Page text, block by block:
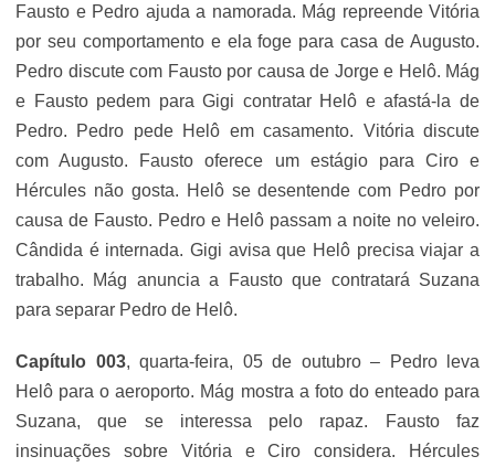
Fausto e Pedro ajuda a namorada. Mág repreende Vitória
por seu comportamento e ela foge para casa de Augusto.
Pedro discute com Fausto por causa de Jorge e Helô. Mág
e Fausto pedem para Gigi contratar Helô e afastá-la de
Pedro. Pedro pede Helô em casamento. Vitória discute
com Augusto. Fausto oferece um estágio para Ciro e
Hércules não gosta. Helô se desentende com Pedro por
causa de Fausto. Pedro e Helô passam a noite no veleiro.
Cândida é internada. Gigi avisa que Helô precisa viajar a
trabalho. Mág anuncia a Fausto que contratará Suzana
para separar Pedro de Helô.
Capítulo 003, quarta-feira, 05 de outubro – Pedro leva
Helô para o aeroporto. Mág mostra a foto do enteado para
Suzana, que se interessa pelo rapaz. Fausto faz
insinuações sobre Vitória e Ciro considera. Hércules